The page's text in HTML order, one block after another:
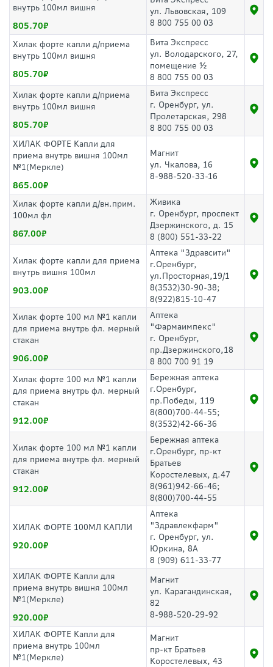
внутрь 100мл вишня
805.70
ул. Львовская, 109
8 800 755 00 03
Хилак форте капли д/приема
внутрь 100мл вишня
805.70
Вита Экспресс
ул. Володарского, 27,
помещение ½
8 800 755 00 03
Хилак форте капли д/приема
внутрь 100мл вишня
805.70
Вита Экспресс
г. Оренбург, ул.
Пролетарская, 298
8 800 755 00 03
ХИЛАК ФОРТЕ Капли для
приема внутрь вишня 100мл
№1(Меркле)
865.00
Магнит
ул. Чкалова, 16
8-988-520-33-16
Хилак форте капли д/вн.прим.
100мл фл
867.00
Живика
г. Оренбург, проспект
Дзержинского, д. 15
8 (800) 551-33-22
Хилак форте капли для приема
внутрь вишня 100мл
903.00
Аптека "Здравсити"
г.Оренбург,
ул.Просторная,19/1
8(3532)30-90-38;
8(922)815-10-47
Хилак форте 100 мл №1 капли
для приема внутрь фл. мерный
стакан
906.00
Аптека
"Фармаимпекс"
г. Оренбург,
пр.Дзержинского,18
8 800 700 91 19
Хилак форте 100 мл №1 капли
для приема внутрь фл. мерный
стакан
912.00
Бережная аптека
г.Оренбург,
пр.Победы, 119
8(800)700-44-55;
8(3532)42-66-36
Хилак форте 100 мл №1 капли
для приема внутрь фл. мерный
стакан
912.00
Бережная аптека
г.Оренбург, пр-кт
Братьев
Коростелевых, д.47
8(961)942-66-46;
8(800)700-44-55
ХИЛАК ФОРТЕ 100МЛ КАПЛИ
920.00
Аптека
"Здравлекфарм"
г. Оренбург, ул.
Юркина, 8А
8 (909) 611-33-77
ХИЛАК ФОРТЕ Капли для
приема внутрь вишня 100мл
№1(Меркле)
920.00
Магнит
ул. Карагандинская,
82
8-988-520-29-92
ХИЛАК ФОРТЕ Капли для
приема внутрь 100мл
№1(Меркле)
Магнит
пр-кт Братьев
Коростелевых, 43